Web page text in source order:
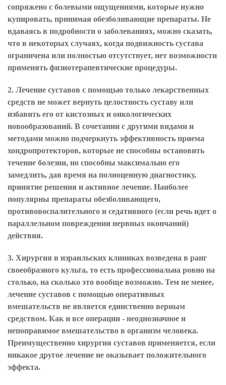
сопряжено с болевыми ощущениями, которые нужно
купировать, принимая обезболивающие препараты. Не
вдаваясь в подробности о заболеваниях, можно сказать,
что в некоторых случаях, когда подвижность сустава
ограничена или полностью отсутствует, нет возможности
применять физиотерапевтические процедуры.
2. Лечение суставов с помощью только лекарственных
средств не может вернуть целостность суставу или
избавить его от кистозных и онкологических
новообразований. В сочетании с другими видами и
методами можно подчеркнуть эффективность приема
хондропротекторов, которые не способны остановить
течение болезни, но способны максимально его
замедлить, дав время на полноценную диагностику,
принятие решения и активное лечение. Наиболее
популярны препараты обезболивающего,
противовоспалительного и седативного (если речь идет о
параллельном повреждении нервных окончаний)
действия.
3. Хирургия в израильских клиниках возведена в ранг
своеобразного культа, то есть профессиональна ровно на
столько, на сколько это вообще возможно. Тем не менее,
лечение суставов с помощью оперативных
вмешательств не является единственно верным
средством. Как и все операции - неоднозначное и
непоправимое вмешательство в организм человека.
Преимущественно хирургия суставов применяется, если
никакое другое лечение не оказывает положительного
эффекта.